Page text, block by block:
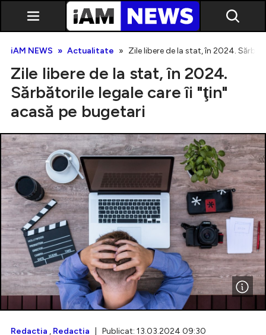
iAM NEWS Actualitate Zile libere de la stat, în 2024.
Zile libere de la stat, în 2024.
Sărbătorile legale care îi "ţin"
acasă pe bugetari
Redactia , Redactia | Publicat: 13.03.2024 09:30